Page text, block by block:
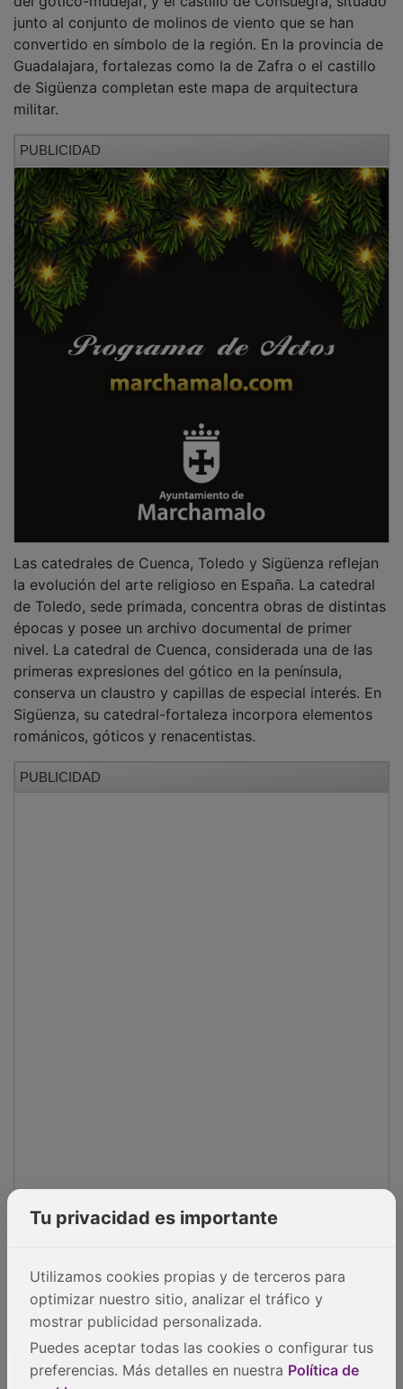
junto al conjunto de molinos de viento que se han
convertido en símbolo de la región. En la provincia de
Guadalajara, fortalezas como la de Zafra o el castillo
de Sigüenza completan este mapa de arquitectura
militar.
la evolución del arte religioso en España. La catedral
de Toledo, sede primada, concentra obras de distintas
épocas y posee un archivo documental de primer
nivel. La catedral de Cuenca, considerada una de las
primeras expresiones del gótico en la península,
conserva un claustro y capillas de especial interés. En
Sigüenza, su catedral-fortaleza incorpora elementos
románicos, góticos y renacentistas.
El patrimonio etnográfico también tiene un peso
significativo. Los molinos de viento, visibles en
Tu privacidad es importante
Utilizamos cookies propias y de terceros para
optimizar nuestro sitio, analizar el tráfico y
mostrar publicidad personalizada.
Puedes aceptar todas las cookies o configurar tus
preferencias. Más detalles en nuestra Política de